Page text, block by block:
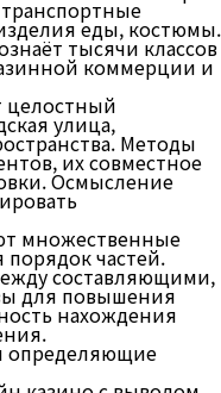
еды, костюмы.
тысячи классов
коммерции и
целостный
улица,
Методы
их совместное
Осмысление
множественные
частей.
составляющими,
для повышения
нахождения
определяющие